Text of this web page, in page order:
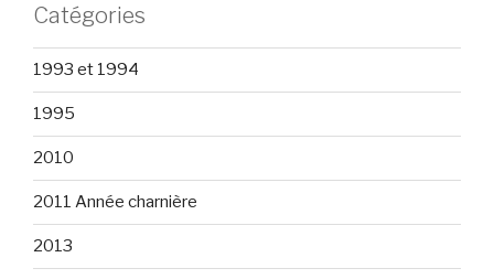
Catégories
1993 et 1994
1995
2010
2011 Année charnière
2013